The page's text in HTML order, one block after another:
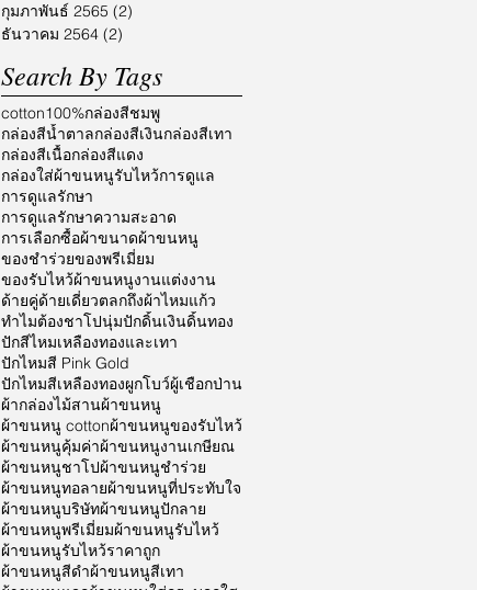
กุมภาพันธ์ 2565 (2)
ธันวาคม 2564 (2)
Search By Tags
cotton100%กล่องสีชมพู
กล่องสีน้ำตาลกล่องสีเงินกล่องสีเทา
กล่องสีเนื้อกล่องสีแดง
กล่องใส่ผ้าขนหนูรับไหว้การดูแล
การดูแลรักษา
การดูแลรักษาความสะอาด
การเลือกซื้อผ้าขนาดผ้าขนหนู
ของชำร่วยของพรีเมี่ยม
ของรับไหว้ผ้าขนหนูงานแต่งงาน
ด้ายคู่ด้ายเดี่ยวตลกถึงผ้าไหมแก้ว
ทำไมต้องชาโปนุ่มปักดิ้นเงินดิ้นทอง
ปักสีไหมเหลืองทองและเทา
ปักไหมสี Pink Gold
ปักไหมสีเหลืองทองผูกโบว์ผู้เชือกป่าน
ผ้ากล่องไม้สานผ้าขนหนู
ผ้าขนหนู cottonผ้าขนหนูของรับไหว้
ผ้าขนหนูคุ้มค่าผ้าขนหนูงานเกษียณ
ผ้าขนหนูชาโปผ้าขนหนูชำร่วย
ผ้าขนหนูทอลายผ้าขนหนูที่ประทับใจ
ผ้าขนหนูบริษัทผ้าขนหนูปักลาย
ผ้าขนหนูพรีเมี่ยมผ้าขนหนูรับไหว้
ผ้าขนหนูรับไหว้ราคาถูก
ผ้าขนหนูสีดำผ้าขนหนูสีเทา